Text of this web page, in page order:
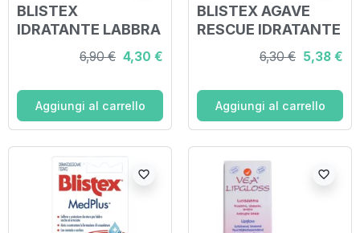
BLISTEX
IDRATANTE LABBRA
SPF30 7 ML
6,90 € 4,30 €
Aggiungi al carrello
BLISTEX AGAVE
RESCUE IDRATANTE
LABBRA 3,7 G
6,30 € 5,38 €
Aggiungi al carrello
favorite_border favorite_border